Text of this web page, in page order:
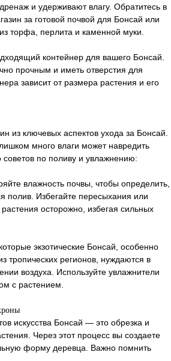
и удерживают влагу. Обратитесь в
за готовой почвой для Бонсай или
торфа, перлита и каменной муки.
контейнер для вашего Бонсай.
прочным и иметь отверстия для
зависит от размера растения и его
из ключевых аспектов ухода за Бонсай.
много влаги может навредить
советов по поливу и увлажнению:
влажность почвы, чтобы определить,
полив. Избегайте пересыхания или
осторожно, избегая сильных
экзотические Бонсай, особенно
тропических регионов, нуждаются в
воздуха. Используйте увлажнители
с растением.
искусства Бонсай — это обрезка и
Через этот процесс вы создаете
форму деревца. Важно помнить